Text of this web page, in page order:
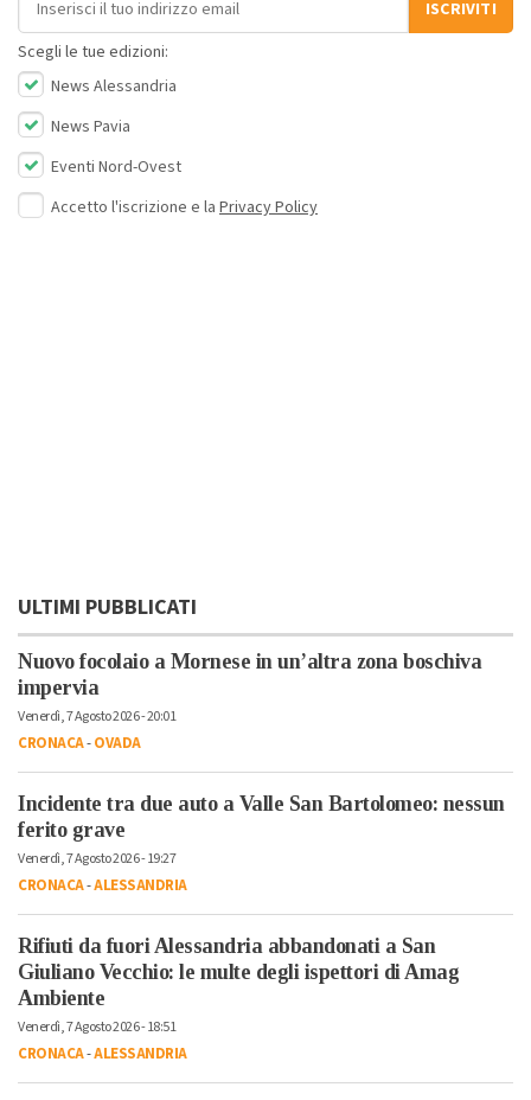
ISCRIVITI
Scegli le tue edizioni:
News Alessandria
News Pavia
Eventi Nord-Ovest
Accetto l'iscrizione e la Privacy Policy
ULTIMI PUBBLICATI
Nuovo focolaio a Mornese in un’altra zona boschiva
impervia
Venerdì, 7 Agosto 2026 - 20:01
CRONACA-OVADA
Incidente tra due auto a Valle San Bartolomeo: nessun
ferito grave
Venerdì, 7 Agosto 2026 - 19:27
CRONACA-ALESSANDRIA
Rifiuti da fuori Alessandria abbandonati a San
Giuliano Vecchio: le multe degli ispettori di Amag
Ambiente
Venerdì, 7 Agosto 2026 - 18:51
CRONACA-ALESSANDRIA